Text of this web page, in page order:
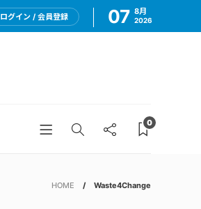
ログイン / 会員登録 07 8月
2026
0
HOME Waste4Change